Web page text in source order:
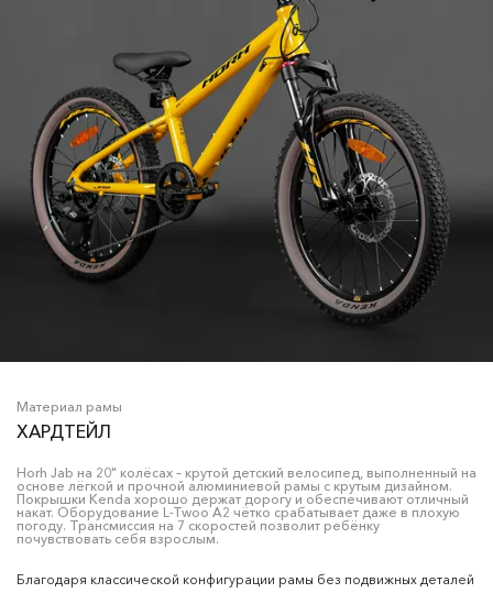
Материал рамы
ХАРДТЕЙЛ
Horh Jab на 20" колёсах – крутой детский велосипед, выполненный на
основе лёгкой и прочной алюминиевой рамы с крутым дизайном.
Покрышки Kenda хорошо держат дорогу и обеспечивают отличный
накат. Оборудование L-Twoo A2 чётко срабатывает даже в плохую
погоду. Трансмиссия на 7 скоростей позволит ребёнку
почувствовать себя взрослым.
Благодаря классической конфигурации рамы без подвижных деталей